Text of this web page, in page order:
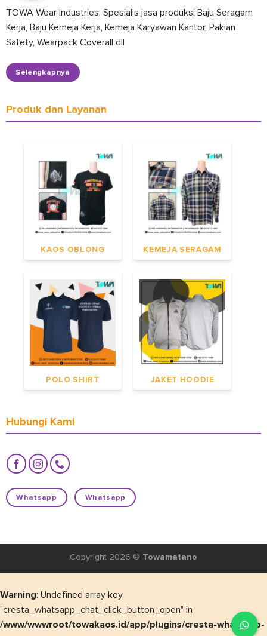
TOWA Wear Industries. Spesialis jasa produksi Baju Seragam
Kerja, Baju Kemeja Kerja, Kemeja Karyawan Kantor, Pakian
Safety, Wearpack Coverall dll
Selengkapnya
Produk dan Layanan
KAOS OBLONG KEMEJA SERAGAM
POLO SHIRT JAKET HOODIE
Hubungi Kami
Whatsapp Whatsapp
Copyright 2026 © Towamatano
Warning: Undefined array key
"cresta_whatsapp_chat_click_button_open" in
/www/wwwroot/towakaos.id/app/plugins/cresta-whatsapp-